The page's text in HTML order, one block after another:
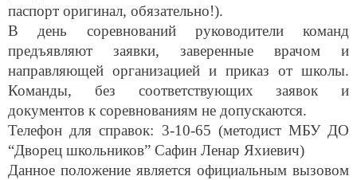
паспорт оригинал, обязательно!).
В день соревнований руководители команд
предъявляют заявки, заверенные врачом и
направляющей организацией и приказ от школы.
Команды, без соответствующих заявок и
документов к соревнованиям не допускаются.
Телефон для справок: 3-10-65 (методист МБУ ДО
“Дворец школьников” Сафин Ленар Яхиевич)
Данное положение является официальным вызовом